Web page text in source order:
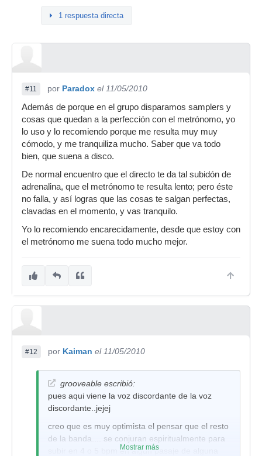
1 respuesta directa
#11 por Paradox el 11/05/2010
Además de porque en el grupo disparamos samplers y
cosas que quedan a la perfección con el metrónomo, yo
lo uso y lo recomiendo porque me resulta muy muy
cómodo, y me tranquiliza mucho. Saber que va todo
bien, que suena a disco.
De normal encuentro que el directo te da tal subidón de
adrenalina, que el metrónomo te resulta lento; pero éste
no falla, y así logras que las cosas te salgan perfectas,
clavadas en el momento, y vas tranquilo.
Yo lo recomiendo encarecidamente, desde que estoy con
el metrónomo me suena todo mucho mejor.
#12 por Kaiman el 11/05/2010
grooveable escribió:
pues aqui viene la voz discordante de la voz
discordante..jejej
creo que es muy optimista el pensar que el resto
de la banda.... se conjuran espiritualmente para
subir en 4 o 5 bpm en algun pasaje de alguna
Mostrar más